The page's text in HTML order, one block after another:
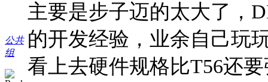
公共
组
主要是步子迈的太大了，
的开发经验，业余自己玩
看上去硬件规格比T56还